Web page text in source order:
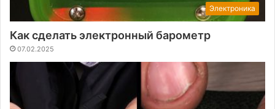
Электроника
Как сделать электронный барометр
07.02.2025